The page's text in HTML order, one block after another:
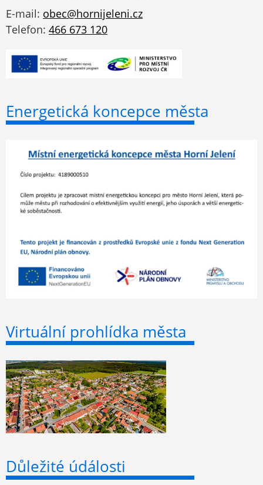
E-mail: obec@hornijeleni.cz
Telefon: 466 673 120
Energetická koncepce města
Virtuální prohlídka města
Důležité údálosti